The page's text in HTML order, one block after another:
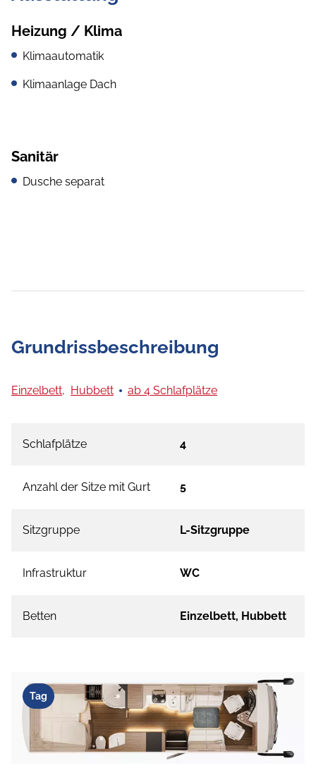
Heizung / Klima
Klimaautomatik
Klimaanlage Dach
Sanitär
Dusche separat
Grundrissbeschreibung
Einzelbett, Hubbett ab 4 Schlafplätze
Schlafplätze 4
Anzahl der Sitze mit Gurt 5
Sitzgruppe L-Sitzgruppe
Infrastruktur WC
Betten Einzelbett, Hubbett
Tag